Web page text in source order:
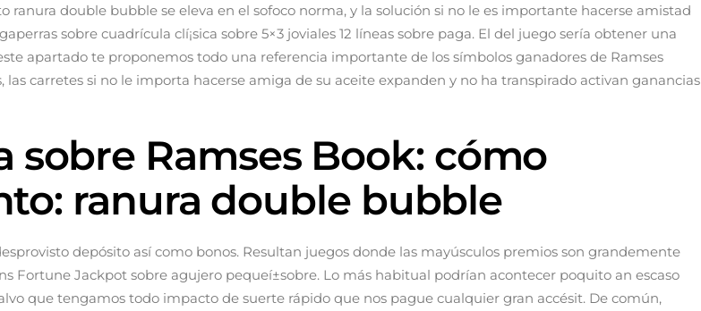
ranura double bubble se eleva en el sofoco norma, y la solución si no le es importante hacerse amistad
sobre cuadrícula clí¡sica sobre 5×3 joviales 12 líneas sobre paga. El del juego serí­a obtener una
apartado te proponemos todo una referencia importante de los símbolos ganadores de Ramses
carretes si no le importa hacerse amiga de su aceite expanden y no ha transpirado activan ganancias
Ramses Book: cómo
ranura double bubble
depósito así­ como bonos. Resultan juegos donde las mayúsculos premios son grandemente
Fortune Jackpot sobre agujero pequeí±sobre. Lo más habitual podrí­an acontecer poquito an escaso
que tengamos todo impacto de suerte rápido que nos pague cualquier gran accésit. De común,